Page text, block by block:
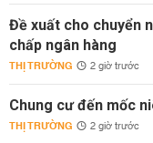
Đề xuất cho chuyển
chấp ngân hàng
THỊ TRƯỜNG 2 giờ trước
Chung cư đến mốc
THỊ TRƯỜNG 2 giờ trước